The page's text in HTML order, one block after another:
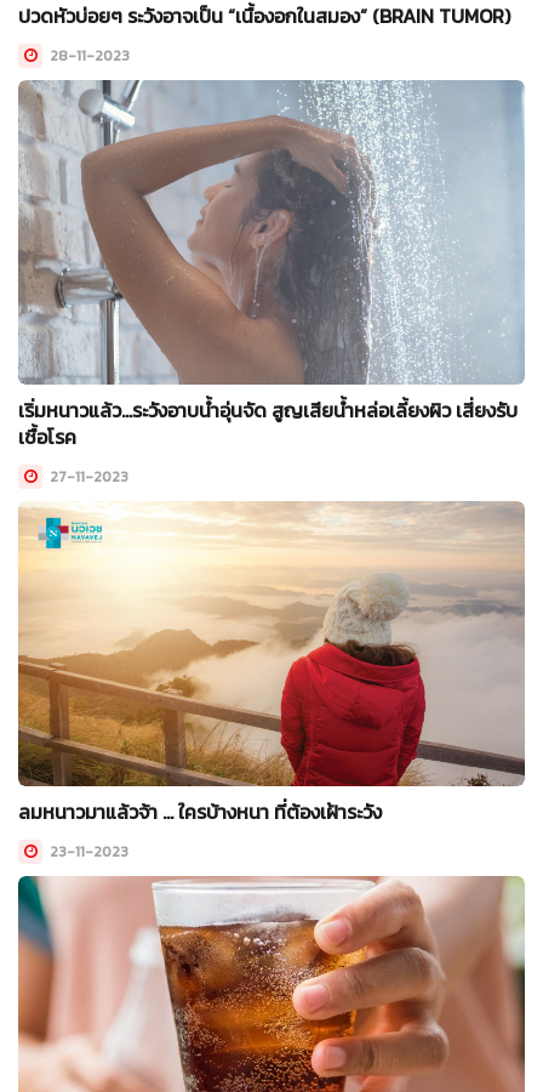
ปวดหัวบ่อยๆ ระวังอาจเป็น “เนื้องอกในสมอง” (BRAIN TUMOR)
28-11-2023
เริ่มหนาวแล้ว...ระวังอาบน้ำอุ่นจัด สูญเสียน้ำหล่อเลี้ยงผิว เสี่ยงรับ
เชื้อโรค
27-11-2023
ลมหนาวมาแล้วจ้า … ใครบ้างหนา ที่ต้องเฝ้าระวัง
23-11-2023